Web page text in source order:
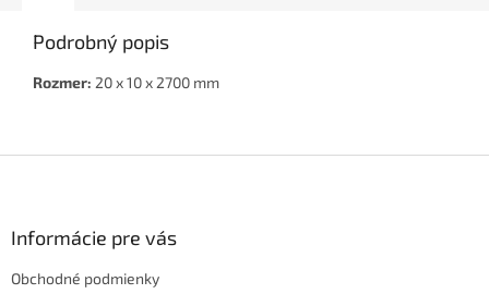
Podrobný popis
Rozmer: 20 x 10 x 2700 mm
Informácie pre vás
Obchodné podmienky